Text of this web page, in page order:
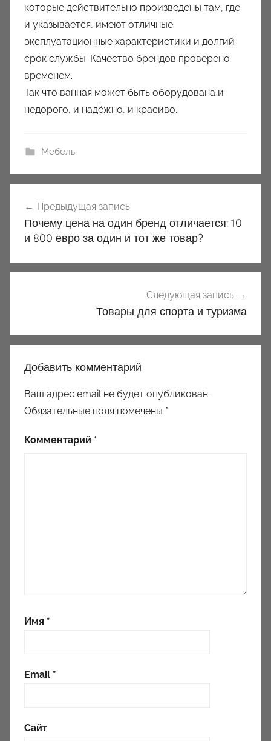
которые действительно произведены там, где
и указывается, имеют отличные
эксплуатационные характеристики и долгий
срок службы. Качество брендов проверено
временем.
Так что ванная может быть оборудована и
недорого, и надёжно, и красиво.
Мебель
по
записям
Предыдущая запись
Почему цена на один бренд отличается: 10
и 800 евро за один и тот же товар?
Следующая запись
Товары для спорта и туризма
Добавить комментарий
Ваш адрес email не будет опубликован.
Обязательные поля помечены *
Комментарий *
Имя *
Email *
Сайт